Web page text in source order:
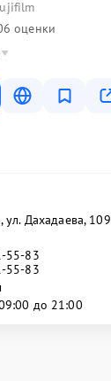
оценки
ул. Дахадаева, 109
55-83
55-83
до 21:00